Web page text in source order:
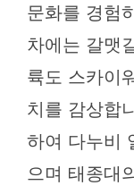
문화를 경험
차에는 갈맷
륙도 스카이
치를 감상합
하여 다누비
으며 태종대